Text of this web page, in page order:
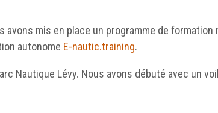
mis en place un programme de formation
autonome E-nautic.training.
Nautique Lévy. Nous avons débuté avec un